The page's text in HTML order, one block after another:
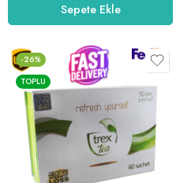
Sepete Ekle
-26%
TOPLU